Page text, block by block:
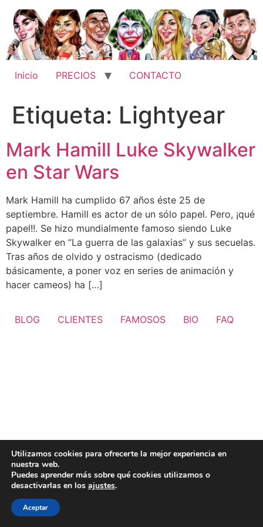
contenido
Inicio PRECIOS CONTACTO
Etiqueta: Lightyear
Mark Hamill Luke Skywalker
en Star Wars
Mark Hamill ha cumplido 67 años éste 25 de
septiembre. Hamill es actor de un sólo papel. Pero, ¡qué
papel!!. Se hizo mundialmente famoso siendo Luke
Skywalker en “La guerra de las galaxias” y sus secuelas.
Tras años de olvido y ostracismo (dedicado
básicamente, a poner voz en series de animación y
hacer cameos) ha […]
BLOG CLIENTES FAMOSOS BIO FAQ
Utilizamos cookies para ofrecerte la mejor experiencia en
nuestra web.
Puedes aprender más sobre qué cookies utilizamos o
desactivarlas en los ajustes.
Aceptar